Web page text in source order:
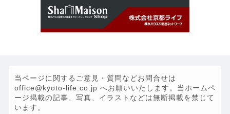
当ページに関するご意見・質問などお問合せは
office@kyoto-life.co.jp へお願いいたします。当ホームペ
ージ掲載の記事、写真、イラストなどは無断掲載を禁じて
います。